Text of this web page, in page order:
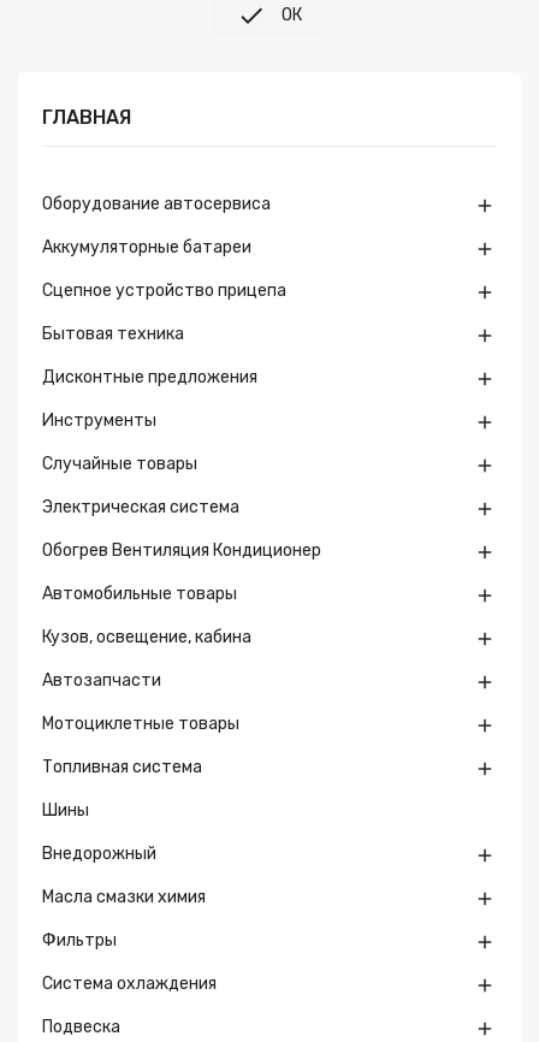
 ОК
ГЛАВНАЯ
Оборудование автосервиса 
Аккумуляторные батареи 
Сцепное устройство прицепа 
Бытовая техника 
Дисконтные предложения 
Инструменты 
Случайные товары 
Электрическая система 
Обогрев Вентиляция Кондиционер 
Автомобильные товары 
Кузов, освещение, кабина 
Автозапчасти 
Мотоциклетные товары 
Топливная система 
Шины
Внедорожный 
Масла смазки химия 
Фильтры 
Система охлаждения 
Подвеска 